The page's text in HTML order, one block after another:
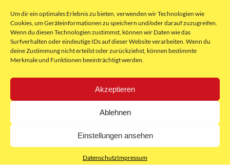
Um dir ein optimales Erlebnis zu bieten, verwenden wir Technologien wie
Cookies, um Geräteinformationen zu speichern und/oder darauf zuzugreifen.
Wenn du diesen Technologien zustimmst, können wir Daten wie das
Surfverhalten oder eindeutige IDs auf dieser Website verarbeiten. Wenn du
deine Zustimmung nicht erteilst oder zurückziehst, können bestimmte
Merkmale und Funktionen beeinträchtigt werden.
Akzeptieren
Ablehnen
Einstellungen ansehen
DatenschutzImpressum
kontakt@freielokale-graz.at
Website by Rubikon Werbeagentur
GmbH
Impressum
AGB
Datenschutz
E-Mail